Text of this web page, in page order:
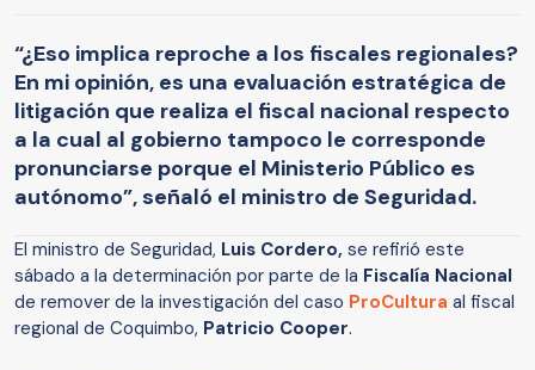
“¿Eso implica reproche a los fiscales regionales?
En mi opinión, es una evaluación estratégica de
litigación que realiza el fiscal nacional respecto
a la cual al gobierno tampoco le corresponde
pronunciarse porque el Ministerio Público es
autónomo”, señaló el ministro de Seguridad.
El ministro de Seguridad, Luis Cordero, se refirió este
sábado a la determinación por parte de la Fiscalía Nacional
de remover de la investigación del caso ProCultura al fiscal
regional de Coquimbo, Patricio Cooper.